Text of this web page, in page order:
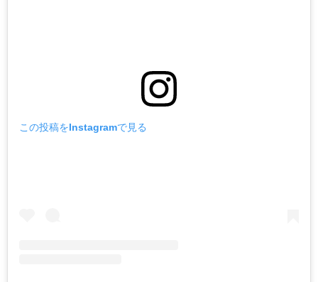
この投稿をInstagramで見る